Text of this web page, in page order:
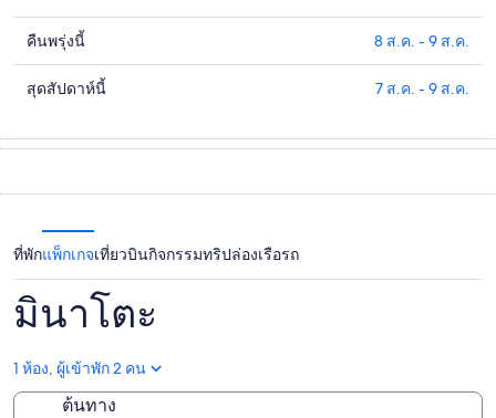
คา
ที่พัก
ใน
มิ
นา
สำหรับ
นี้,
ส.ค.
-
ส.ค.
ดูรา
คา
ที่พัก
มิ
สำหรับ
คืน
พรุ่ง
นี้,
ส.ค.
-
คืนพรุ่งนี้ 8 ส.ค. - 9 ส.ค.
ดูรา
ที่พัก
มิ
นา
โตะ
สำหรับ
สุด
นี้,
7
สุดสัปดาห์นี้ 7 ส.ค. - 9 ส.ค.
ที่พักแพ็กเกจเที่ยวบินกิจกรรมทริปล่องเรือรถ
มินาโตะ
1 ห้อง, ผู้เข้าพัก 2 คน
ต้นทาง